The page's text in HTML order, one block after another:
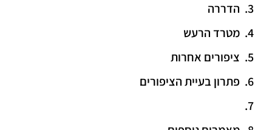
הדררה
מטרד הרעש
ציפורים אחרות
פתרון בעיית הציפורים